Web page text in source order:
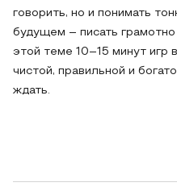
говорить, но и понимать
будущем – писать
этой теме 10–15 минут игр
чистой, правильной и
ждать.